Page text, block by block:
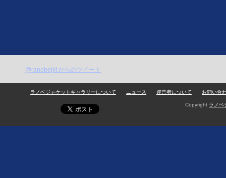
@ranobejkt からのツイート
ラノベジャケットギャラリーについて ニュース 運営者について お問い合
Copyright ラノベ